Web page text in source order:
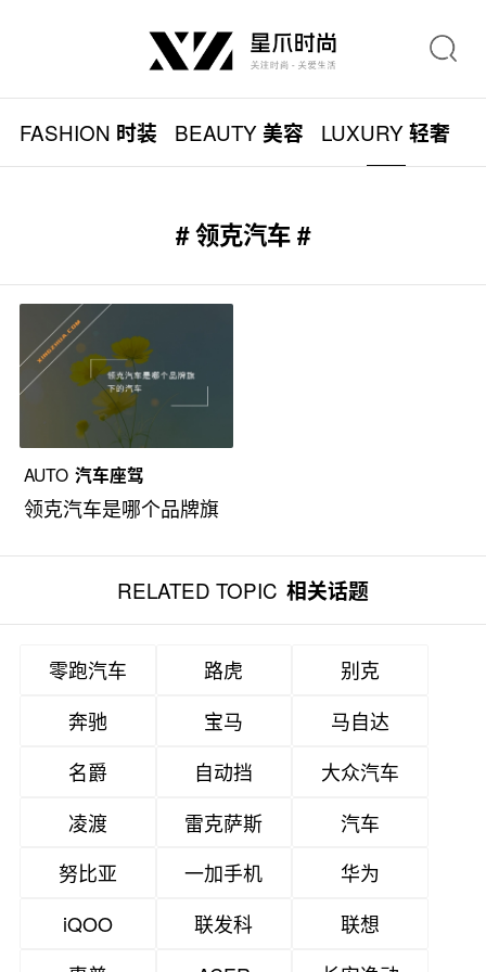
FASHION 时装 BEAUTY美容 LUXURY轻奢
# 领克汽车 #
AUTO 汽车座驾
领克汽车是哪个品牌旗
RELATED TOPIC 相关话题
零跑汽车 路虎
别克
奔驰
宝马
马自达
名爵
自动挡
大众汽车
凌渡
雷克萨斯
汽车
努比亚
一加手机
华为
iQOO
联发科
联想